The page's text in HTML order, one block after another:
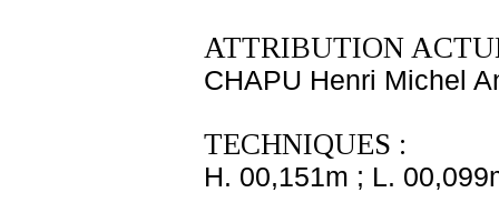
ATTRIBUTION
CHAPU Henri Michel
TECHNIQUES :
H. 00,151m ; L.